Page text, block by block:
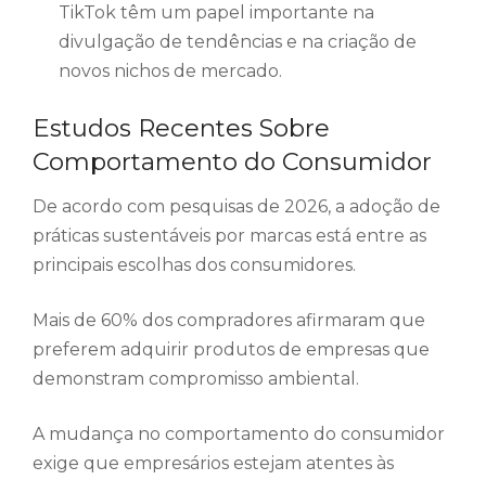
TikTok têm um papel importante na
divulgação de tendências e na criação de
novos nichos de mercado.
Estudos Recentes Sobre
Comportamento do Consumidor
De acordo com pesquisas de 2026, a adoção de
práticas sustentáveis por marcas está entre as
principais escolhas dos consumidores.
Mais de 60% dos compradores afirmaram que
preferem adquirir produtos de empresas que
demonstram compromisso ambiental.
A mudança no comportamento do consumidor
exige que empresários estejam atentes às